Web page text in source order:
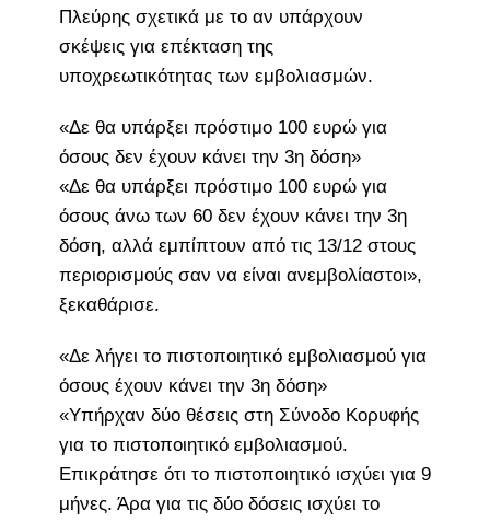
Πλεύρης σχετικά με το αν υπάρχουν
σκέψεις για επέκταση της
υποχρεωτικότητας των εμβολιασμών.
«Δε θα υπάρξει πρόστιμο 100 ευρώ για
όσους δεν έχουν κάνει την 3η δόση»
«Δε θα υπάρξει πρόστιμο 100 ευρώ για
όσους άνω των 60 δεν έχουν κάνει την 3η
δόση, αλλά εμπίπτουν από τις 13/12 στους
περιορισμούς σαν να είναι ανεμβολίαστοι»,
ξεκαθάρισε.
«Δε λήγει το πιστοποιητικό εμβολιασμού για
όσους έχουν κάνει την 3η δόση»
«Υπήρχαν δύο θέσεις στη Σύνοδο Κορυφής
για το πιστοποιητικό εμβολιασμού.
Επικράτησε ότι το πιστοποιητικό ισχύει για 9
μήνες. Άρα για τις δύο δόσεις ισχύει το